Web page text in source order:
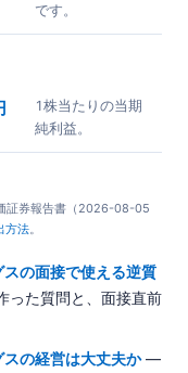
です。
1株当たりの当期
純利益。
証券報告書（2026-08-05
方法
の面接で使える逆質
った質問と、面接直前
の経営は大丈夫か—